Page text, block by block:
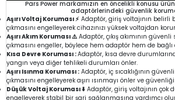
Pars Power markamızın en öncelikli konusu
adaptörlerindeki güvenlik
Aşırı Voltaj Koruması ⚡ Adaptör, giriş voltajının belirli
çıkmasını engelleyerek cihazınızı yüksek voltajdan
Aşırı Akım Koruması ⚠️Adaptör, çıkış akımının güvenli
çıkmasını engeller, böylece hem adaptör hem de
Kısa Devre Koruması :Adaptör, kısa devre
yangın veya diğer tehlikeli durumları önler.
Aşırı Isınma Koruması : Adaptör, iç sıcaklığının
çıkmasını engelleyerek aşırı ısınmayı önler ve güvenliği
Düşük Voltaj Koruması ⬇️ Adaptör, giriş voltajının çok
engelleyerek stabil bir şarj sağlanmasına yardımcı